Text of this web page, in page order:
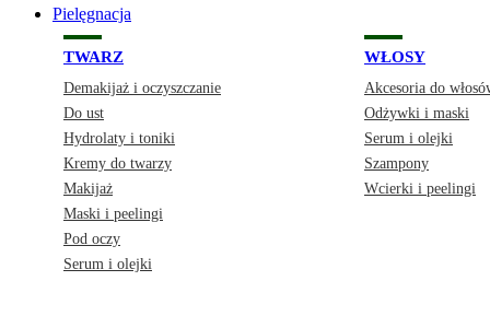
Pielęgnacja
TWARZ
Demakijaż i oczyszczanie
Do ust
Hydrolaty i toniki
Kremy do twarzy
Makijaż
Maski i peelingi
Pod oczy
Serum i olejki
WŁOSY
Akcesoria do
Odżywki i maski
Serum i olejki
Szampony
Wcierki i peelingi